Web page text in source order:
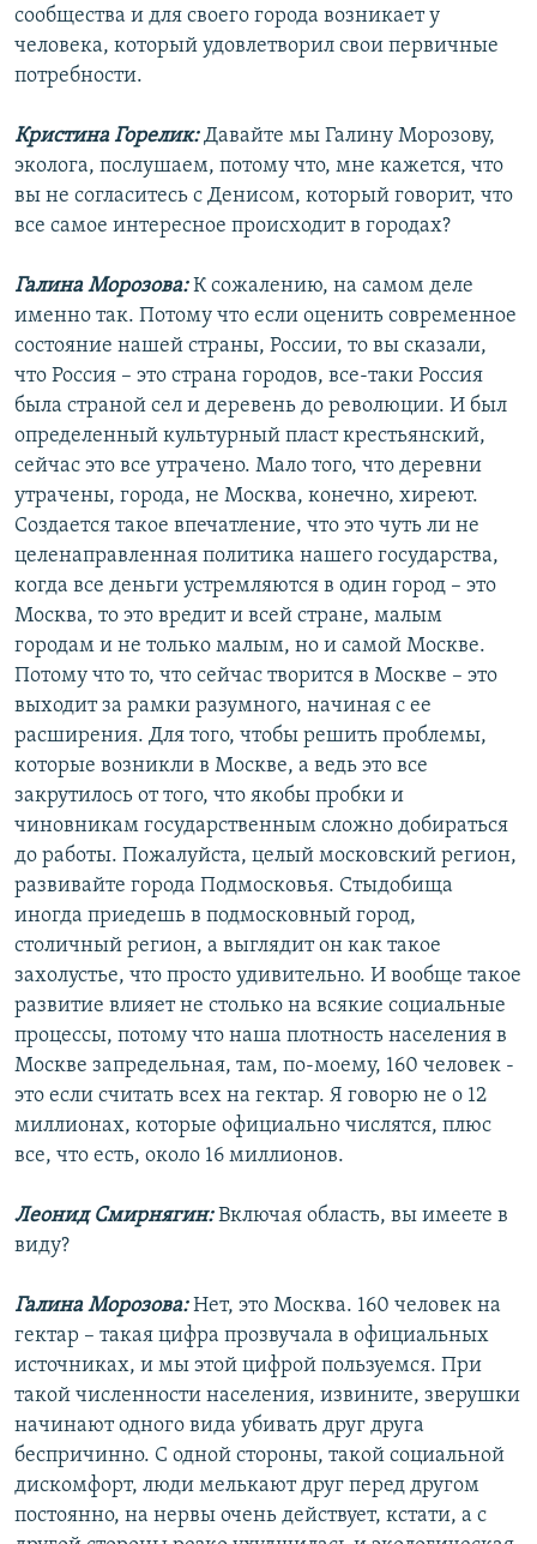
сообщества и для своего города возникает у
человека, который удовлетворил свои первичные
потребности.
Кристина Горелик:Давайте мы Галину Морозову,
эколога, послушаем, потому что, мне кажется, что
вы не согласитесь с Денисом, который говорит, что
все самое интересное происходит в городах?
Галина Морозова:К сожалению, на самом деле
именно так. Потому что если оценить современное
состояние нашей страны, России, то вы сказали,
что Россия – это страна городов, все-таки Россия
была страной сел и деревень до революции. И был
определенный культурный пласт крестьянский,
сейчас это все утрачено. Мало того, что деревни
утрачены, города, не Москва, конечно, хиреют.
Создается такое впечатление, что это чуть ли не
целенаправленная политика нашего государства,
когда все деньги устремляются в один город – это
Москва, то это вредит и всей стране, малым
городам и не только малым, но и самой Москве.
Потому что то, что сейчас творится в Москве – это
выходит за рамки разумного, начиная с ее
расширения. Для того, чтобы решить проблемы,
которые возникли в Москве, а ведь это все
закрутилось от того, что якобы пробки и
чиновникам государственным сложно добираться
до работы. Пожалуйста, целый московский регион,
развивайте города Подмосковья. Стыдобища
иногда приедешь в подмосковный город,
столичный регион, а выглядит он как такое
захолустье, что просто удивительно. И вообще такое
развитие влияет не столько на всякие социальные
процессы, потому что наша плотность населения в
Москве запредельная, там, по-моему, 160 человек -
это если считать всех на гектар. Я говорю не о 12
миллионах, которые официально числятся, плюс
все, что есть, около 16 миллионов.
Леонид Смирнягин:Включая область, вы имеете в
виду?
Галина Морозова:Нет, это Москва. 160 человек на
гектар – такая цифра прозвучала в официальных
источниках, и мы этой цифрой пользуемся. При
такой численности населения, извините, зверушки
начинают одного вида убивать друг друга
беспричинно. С одной стороны, такой социальной
дискомфорт, люди мелькают друг перед другом
постоянно, на нервы очень действует, кстати, а с